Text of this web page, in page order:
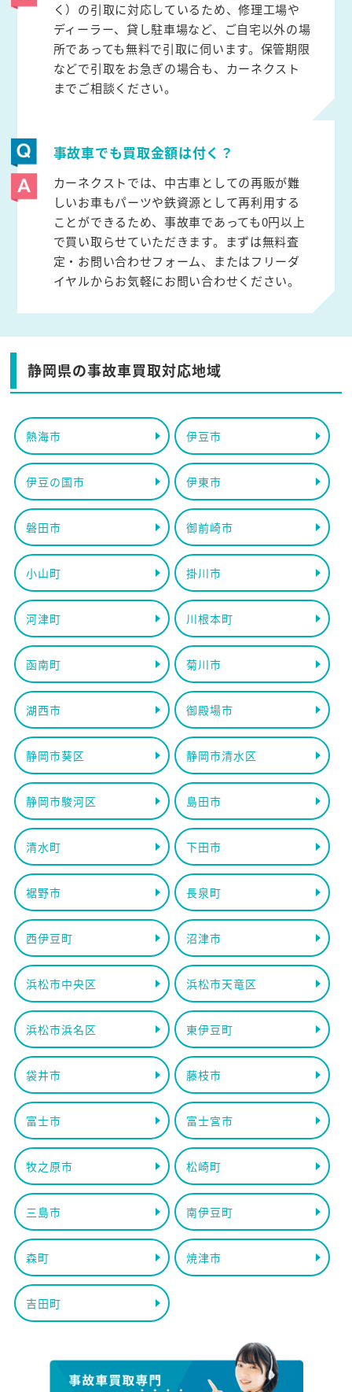
く）の引取に対応しているため、修理工場や
ディーラー、貸し駐車場など、ご自宅以外の場
所であっても無料で引取に伺います。保管期限
などで引取をお急ぎの場合も、カーネクスト
までご相談ください。
事故車でも買取金額は付く？
カーネクストでは、中古車としての再販が難
しいお車もパーツや鉄資源として再利用する
ことができるため、事故車であっても0円以上
で買い取らせていただきます。まずは無料査
定・お問い合わせフォーム、またはフリーダ
イヤルからお気軽にお問い合わせください。
静岡県の事故車買取対応地域
熱海市 伊豆市
伊豆の国市 伊東市
磐田市 御前崎市
小山町 掛川市
河津町 川根本町
函南町 菊川市
湖西市 御殿場市
静岡市葵区 静岡市清水区
静岡市駿河区 島田市
清水町 下田市
裾野市 長泉町
西伊豆町 沼津市
浜松市中央区 浜松市天竜区
浜松市浜名区 東伊豆町
袋井市 藤枝市
富士市 富士宮市
牧之原市 松崎町
三島市 南伊豆町
森町 焼津市
吉田町